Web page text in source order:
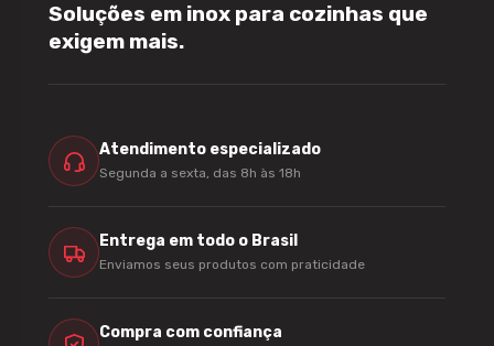
Soluções em inox para cozinhas que
exigem mais.
Atendimento especializado
Segunda a sexta, das 8h às 18h
Entrega em todo o Brasil
Enviamos seus produtos com praticidade
Compra com confiança